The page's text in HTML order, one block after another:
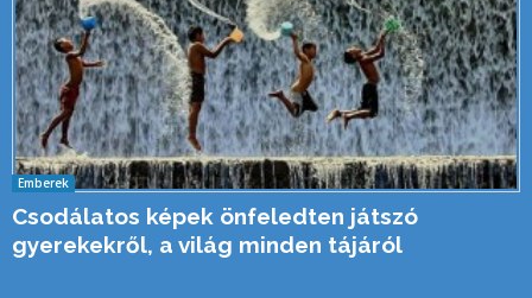
Emberek
Csodálatos képek önfeledten játszó
gyerekekről, a világ minden tájáról